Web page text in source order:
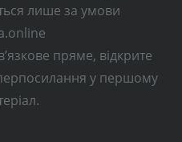
лише за умови
пряме, відкрите
у першому